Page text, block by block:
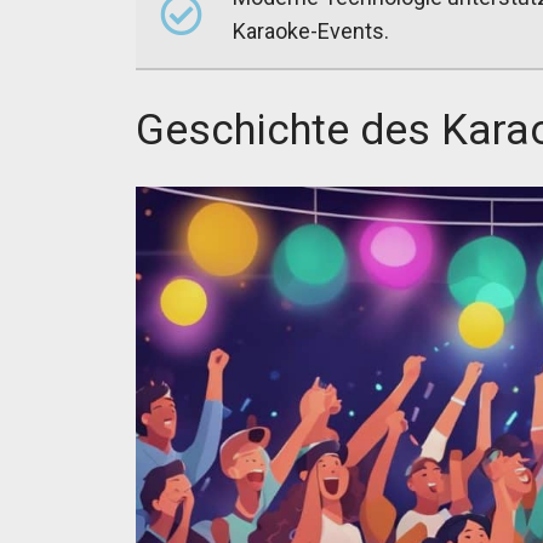
Karaoke-Events.
Geschichte des